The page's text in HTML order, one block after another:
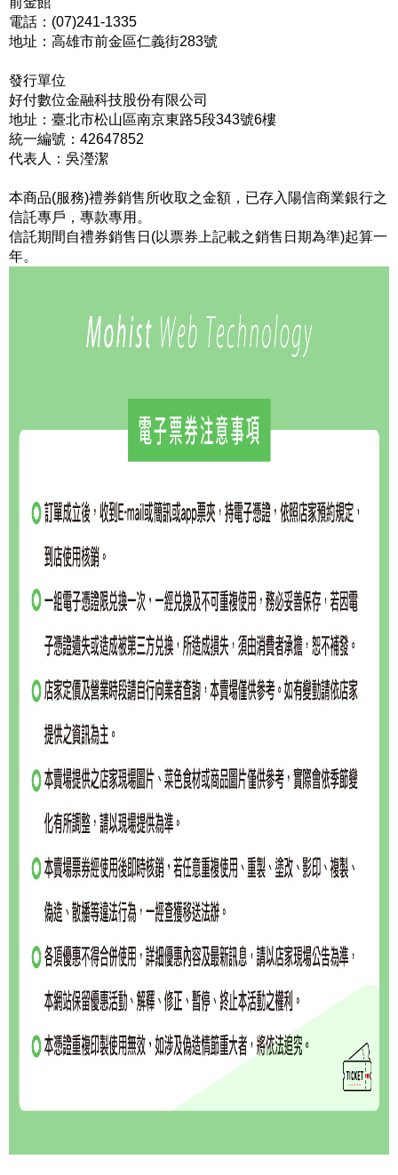
電話：(07)241-1335
地址：高雄市前金區仁義街283號
發行單位
好付數位金融科技股份有限公司
地址：臺北市松山區南京東路5段343號6樓
統一編號：42647852
代表人：吳瀅潔
本商品(服務)禮券銷售所收取之金額，已存入陽信商業銀行之
信託專戶，專款專用。
信託期間自禮券銷售日(以票券上記載之銷售日期為準)起算一
年。